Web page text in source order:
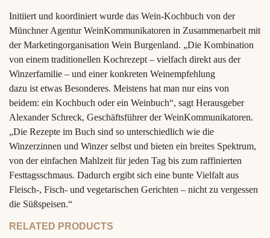
Initiiert und koordiniert wurde das Wein-Kochbuch von der
Münchner Agentur WeinKommunikatoren in Zusammenarbeit mit
der Marketingorganisation Wein Burgenland. „Die Kombination
von einem traditionellen Kochrezept – vielfach direkt aus der
Winzerfamilie – und einer konkreten Weinempfehlung
dazu ist etwas Besonderes. Meistens hat man nur eins von
beidem: ein Kochbuch oder ein Weinbuch“, sagt Herausgeber
Alexander Schreck, Geschäftsführer der WeinKommunikatoren.
„Die Rezepte im Buch sind so unterschiedlich wie die
Winzerzinnen und Winzer selbst und bieten ein breites Spektrum,
von der einfachen Mahlzeit für jeden Tag bis zum raffinierten
Festtagsschmaus. Dadurch ergibt sich eine bunte Vielfalt aus
Fleisch-, Fisch- und vegetarischen Gerichten – nicht zu vergessen
die Süßspeisen.“
RELATED PRODUCTS